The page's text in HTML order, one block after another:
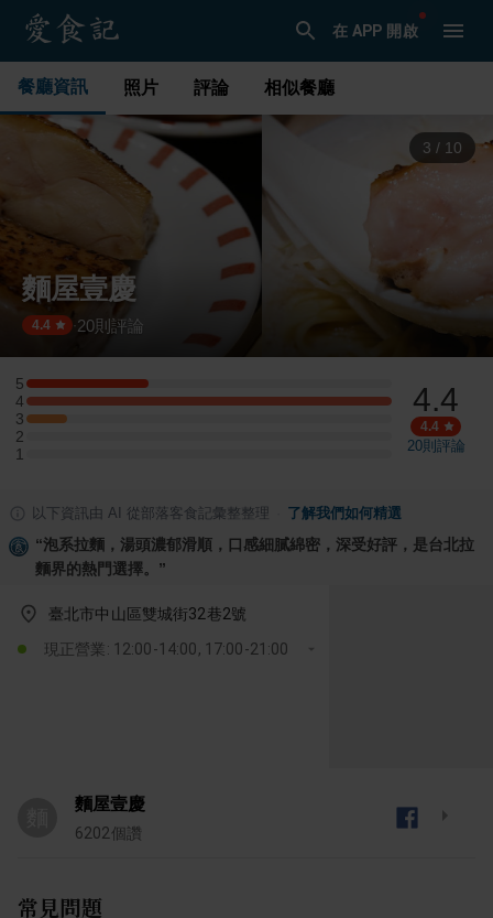
在 APP 開啟
餐廳資訊 照片 評論 相似餐廳
3 / 10
麵屋壹慶
4.4 ·20則評論
5
5 星：3 則評論
4
4 星：9 則評論
3
3 星：1 則評論
2
2 星：0 則評論
1
1 星：0 則評論
4.4
4.4
20則評論
以下資訊由 AI 從部落客食記彙整整理 了解我們如何精選
“泡系拉麵，湯頭濃郁滑順，口感細膩綿密，深受好評，是台北拉
麵界的熱門選擇。 ”
臺北市中山區雙城街32巷2號
現正營業: 12:00-14:00, 17:00-21:00
麵屋壹慶
6202個讚
常見問題